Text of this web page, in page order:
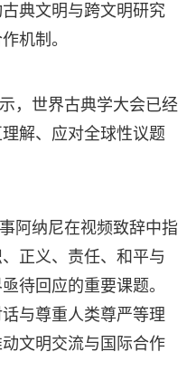
典文明与跨文明研究
机制。
，世界古典学大会已经
解、应对全球性议题
阿纳尼在视频致辞中指
正义、责任、和平与
待回应的重要课题。
与尊重人类尊严等理
文明交流与国际合作